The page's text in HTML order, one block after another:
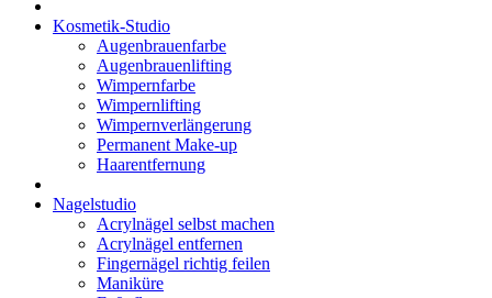
Kosmetik-Studio
Augenbrauenfarbe
Augenbrauenlifting
Wimpernfarbe
Wimpernlifting
Wimpernverlängerung
Permanent Make-up
Haarentfernung
Nagelstudio
Acrylnägel selbst machen
Acrylnägel entfernen
Fingernägel richtig feilen
Maniküre